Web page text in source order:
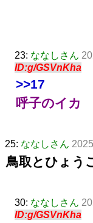
23: ななしさん
ID:g/GSVnKha
>>17
呼子のイカ
25: ななしさん
鳥取とひょう
30: ななしさん
ID:g/GSVnKha